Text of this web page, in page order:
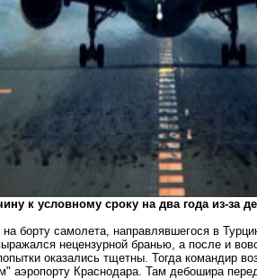
к условному сроку на два года из-за
борту самолета, направлявшегося в
нецензурной бранью, а после и
оказались тщетны. Тогда командир
аэропорту Краснодара. Там дебошира